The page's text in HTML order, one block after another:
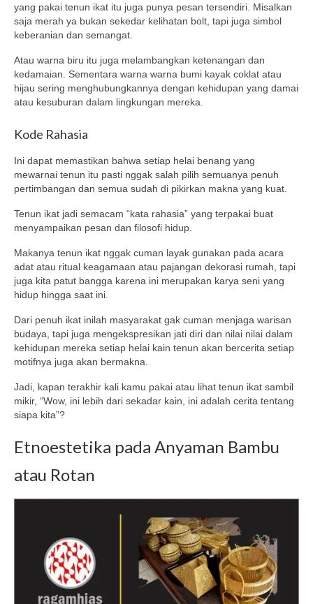
yang pakai tenun ikat itu juga punya pesan tersendiri. Misalkan
saja merah ya bukan sekedar kelihatan bolt, tapi juga simbol
keberanian dan semangat.
Atau warna biru itu juga melambangkan ketenangan dan
kedamaian. Sementara warna warna bumi kayak coklat atau
hijau sering menghubungkannya dengan kehidupan yang damai
atau kesuburan dalam lingkungan mereka.
Kode Rahasia
Ini dapat memastikan bahwa setiap helai benang yang
mewarnai tenun itu pasti nggak salah pilih semuanya penuh
pertimbangan dan semua sudah di pikirkan makna yang kuat.
Tenun ikat jadi semacam “kata rahasia” yang terpakai buat
menyampaikan pesan dan filosofi hidup.
Makanya tenun ikat nggak cuman layak gunakan pada acara
adat atau ritual keagamaan atau pajangan dekorasi rumah, tapi
juga kita patut bangga karena ini merupakan karya seni yang
hidup hingga saat ini.
Dari penuh ikat inilah masyarakat gak cuman menjaga warisan
budaya, tapi juga mengekspresikan jati diri dan nilai nilai dalam
kehidupan mereka setiap helai kain tenun akan bercerita setiap
motifnya juga akan bermakna.
Jadi, kapan terakhir kali kamu pakai atau lihat tenun ikat sambil
mikir, “Wow, ini lebih dari sekadar kain, ini adalah cerita tentang
siapa kita”?
Etnoestetika pada Anyaman Bambu
atau Rotan